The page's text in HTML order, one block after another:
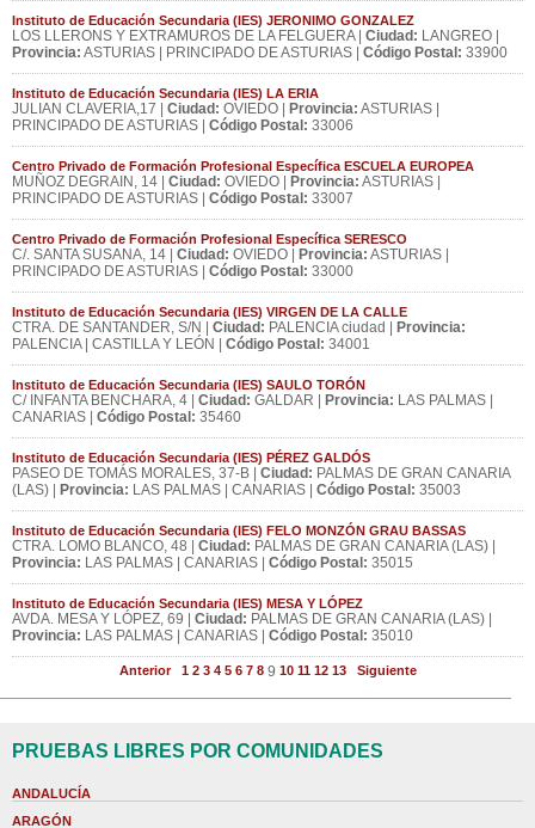
Instituto de Educación Secundaria (IES) JERONIMO GONZALEZ
LOS LLERONS Y EXTRAMUROS DE LA FELGUERA | Ciudad: LANGREO |
Provincia: ASTURIAS | PRINCIPADO DE ASTURIAS | Código Postal: 33900
Instituto de Educación Secundaria (IES) LA ERIA
JULIAN CLAVERIA,17 | Ciudad: OVIEDO | Provincia: ASTURIAS |
PRINCIPADO DE ASTURIAS | Código Postal: 33006
Centro Privado de Formación Profesional Específica ESCUELA EUROPEA
MUÑOZ DEGRAIN, 14 | Ciudad: OVIEDO | Provincia: ASTURIAS |
PRINCIPADO DE ASTURIAS | Código Postal: 33007
Centro Privado de Formación Profesional Específica SERESCO
C/. SANTA SUSANA, 14 | Ciudad: OVIEDO | Provincia: ASTURIAS |
PRINCIPADO DE ASTURIAS | Código Postal: 33000
Instituto de Educación Secundaria (IES) VIRGEN DE LA CALLE
CTRA. DE SANTANDER, S/N | Ciudad: PALENCIA ciudad |
Provincia:
PALENCIA | CASTILLA Y LEÓN | Código Postal: 34001
Instituto de Educación Secundaria (IES) SAULO TORÓN
C/ INFANTA BENCHARA, 4 | Ciudad: GALDAR | Provincia: LAS PALMAS |
CANARIAS | Código Postal: 35460
Instituto de Educación Secundaria (IES) PÉREZ GALDÓS
PASEO DE TOMÁS MORALES, 37-B | Ciudad: PALMAS DE GRAN CANARIA
(LAS) |
Provincia: LAS PALMAS | CANARIAS | Código Postal: 35003
Instituto de Educación Secundaria (IES) FELO MONZÓN GRAU BASSAS
CTRA. LOMO BLANCO, 48 | Ciudad: PALMAS DE GRAN CANARIA (LAS) |
Provincia: LAS PALMAS | CANARIAS | Código Postal: 35015
Instituto de Educación Secundaria (IES) MESA Y LÓPEZ
AVDA. MESA Y LÓPEZ, 69 | Ciudad: PALMAS DE GRAN CANARIA (LAS) |
Provincia: LAS PALMAS | CANARIAS | Código Postal: 35010
Anterior 1 2 3 4 5 6 7 89 10 11 12 13 Siguiente
PRUEBAS LIBRES POR COMUNIDADES
ANDALUCÍA
ARAGÓN